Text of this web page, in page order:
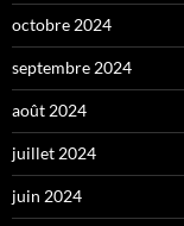
octobre 2024
septembre 2024
août 2024
juillet 2024
juin 2024